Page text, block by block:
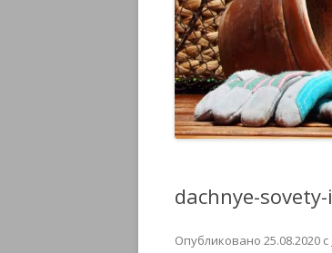
dachnye-
Опубликовано 25.08.2020 с